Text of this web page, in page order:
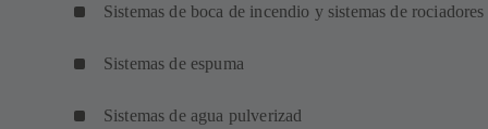
Sistemas de boca de incendio y sistemas de rociadores
Sistemas de espuma
Sistemas de agua pulverizad